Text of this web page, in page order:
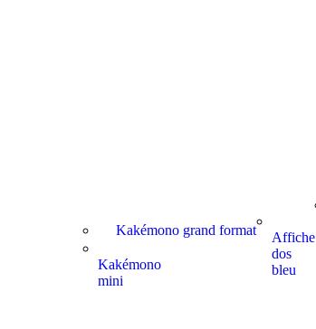
Kakémono grand format
Kakémono
mini
Affiche
dos
bleu